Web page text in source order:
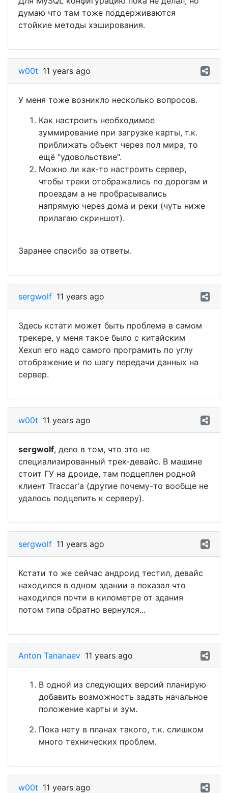
думаю что там тоже поддерживаются
стойкие методы хэширования.
w00t 11 years ago
У меня тоже возникло несколько вопросов.
Как настроить необходимое
зуммирование при загрузке карты, т.к.
приближать объект через пол мира, то
ещё "удовольствие".
Можно ли как-то настроить сервер,
чтобы треки отображались по дорогам и
проездам а не пробрасывались
напрямую через дома и реки (чуть ниже
прилагаю скриншот).
Заранее спасибо за ответы.
sergwolf 11 years ago
Здесь кстати может быть проблема в самом
трекере, у меня такое было с китайским
Xexun его надо самого програмить по углу
отображение и по шагу передачи данных на
сервер.
w00t 11 years ago
sergwolf, дело в том, что это не
специализированный трек-девайс. В машине
стоит ГУ на дроиде, там подцеплен родной
клиент Traccar'а (другие почему-то вообще не
удалось подцепить к серверу).
sergwolf 11 years ago
Кстати то же сейчас андроид тестил, девайс
находился в одном здании а показал что
находился почти в километре от здания
потом типа обратно вернулся...
Anton Tananaev 11 years ago
В одной из следующих версий планирую
добавить возможность задать начальное
положение карты и зум.
Пока нету в планах такого, т.к. слишком
много технических проблем.
w00t 11 years ago